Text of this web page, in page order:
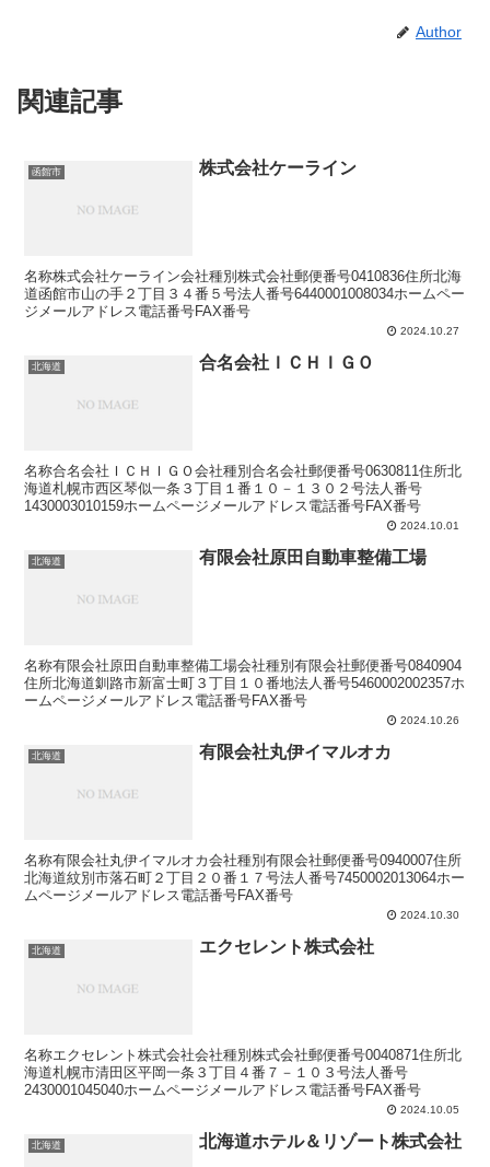
Author
関連記事
函館市 株式会社ケーライン
名称株式会社ケーライン会社種別株式会社郵便番号0410836住所北海
道函館市山の手２丁目３４番５号法人番号6440001008034ホームペー
ジメールアドレス電話番号FAX番号
2024.10.27
北海道 合名会社ＩＣＨＩＧＯ
名称合名会社ＩＣＨＩＧＯ会社種別合名会社郵便番号0630811住所北
海道札幌市西区琴似一条３丁目１番１０－１３０２号法人番号
1430003010159ホームページメールアドレス電話番号FAX番号
2024.10.01
北海道 有限会社原田自動車整備工場
名称有限会社原田自動車整備工場会社種別有限会社郵便番号0840904
住所北海道釧路市新富士町３丁目１０番地法人番号5460002002357ホ
ームページメールアドレス電話番号FAX番号
2024.10.26
北海道 有限会社丸伊イマルオカ
名称有限会社丸伊イマルオカ会社種別有限会社郵便番号0940007住所
北海道紋別市落石町２丁目２０番１７号法人番号7450002013064ホー
ムページメールアドレス電話番号FAX番号
2024.10.30
北海道 エクセレント株式会社
名称エクセレント株式会社会社種別株式会社郵便番号0040871住所北
海道札幌市清田区平岡一条３丁目４番７－１０３号法人番号
2430001045040ホームページメールアドレス電話番号FAX番号
2024.10.05
北海道 北海道ホテル＆リゾート株式会社